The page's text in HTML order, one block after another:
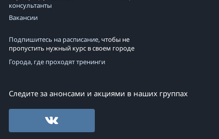
консультанты
Вакансии
Подпишитесь на расписание, чтобы не
пропустить нужный курс в своем городе
Города, где проходят тренинги
Следите за анонсами и акциями в наших группах